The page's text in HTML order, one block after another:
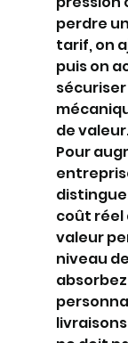
perdre
tarif, on
puis on
sécuriser
de
Pour
coût réel
valeur
niveau